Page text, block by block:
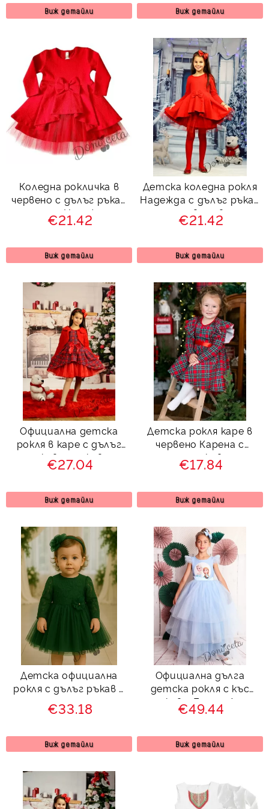
Виж детайли Виж детайли
Коледна рокличка в
червено с дълъг ръкав
и тюл Надежда
€21.42
Виж детайли
Детска коледна рокля
Надежда с дълъг ръкав
и тюл в червено
€21.42
Виж детайли
Официална детска
рокля в каре с дълъг
ръкав с пухкаво
болеро в червено
€27.04
Виж детайли
Детска рокля каре в
червено Карена с
дълъг ръкав и с
къдрички
€17.84
Виж детайли
Детска официална
рокля с дълъг ръкав в
тъмнозелено с
дантела и тюл Крис
Зелениада
€33.18
Виж детайли
Официална дълга
детска рокля с къс
ръкав с Елза и Ана
288АЕТД
€49.44
Виж детайли